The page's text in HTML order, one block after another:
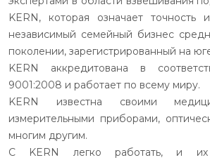
KERN, которая означает точность
независимый семейный бизнес
поколении, зарегистрированный на
KERN аккредитована в
9001:2008 и работает по всему миру.
KERN известна своими
измерительными приборами,
многим другим.
С KERN легко работать, и их